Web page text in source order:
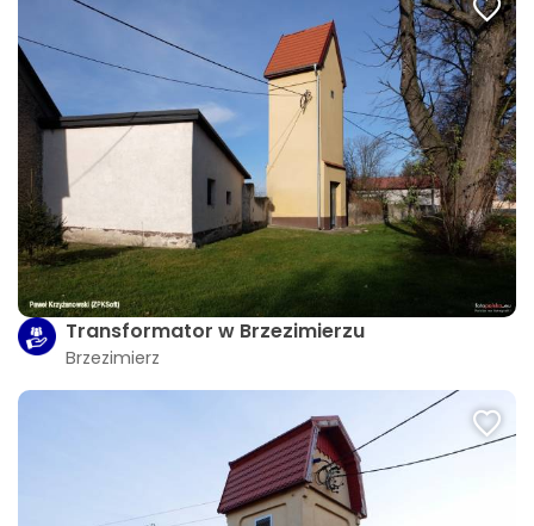
Transformator w Brzezimierzu
Brzezimierz